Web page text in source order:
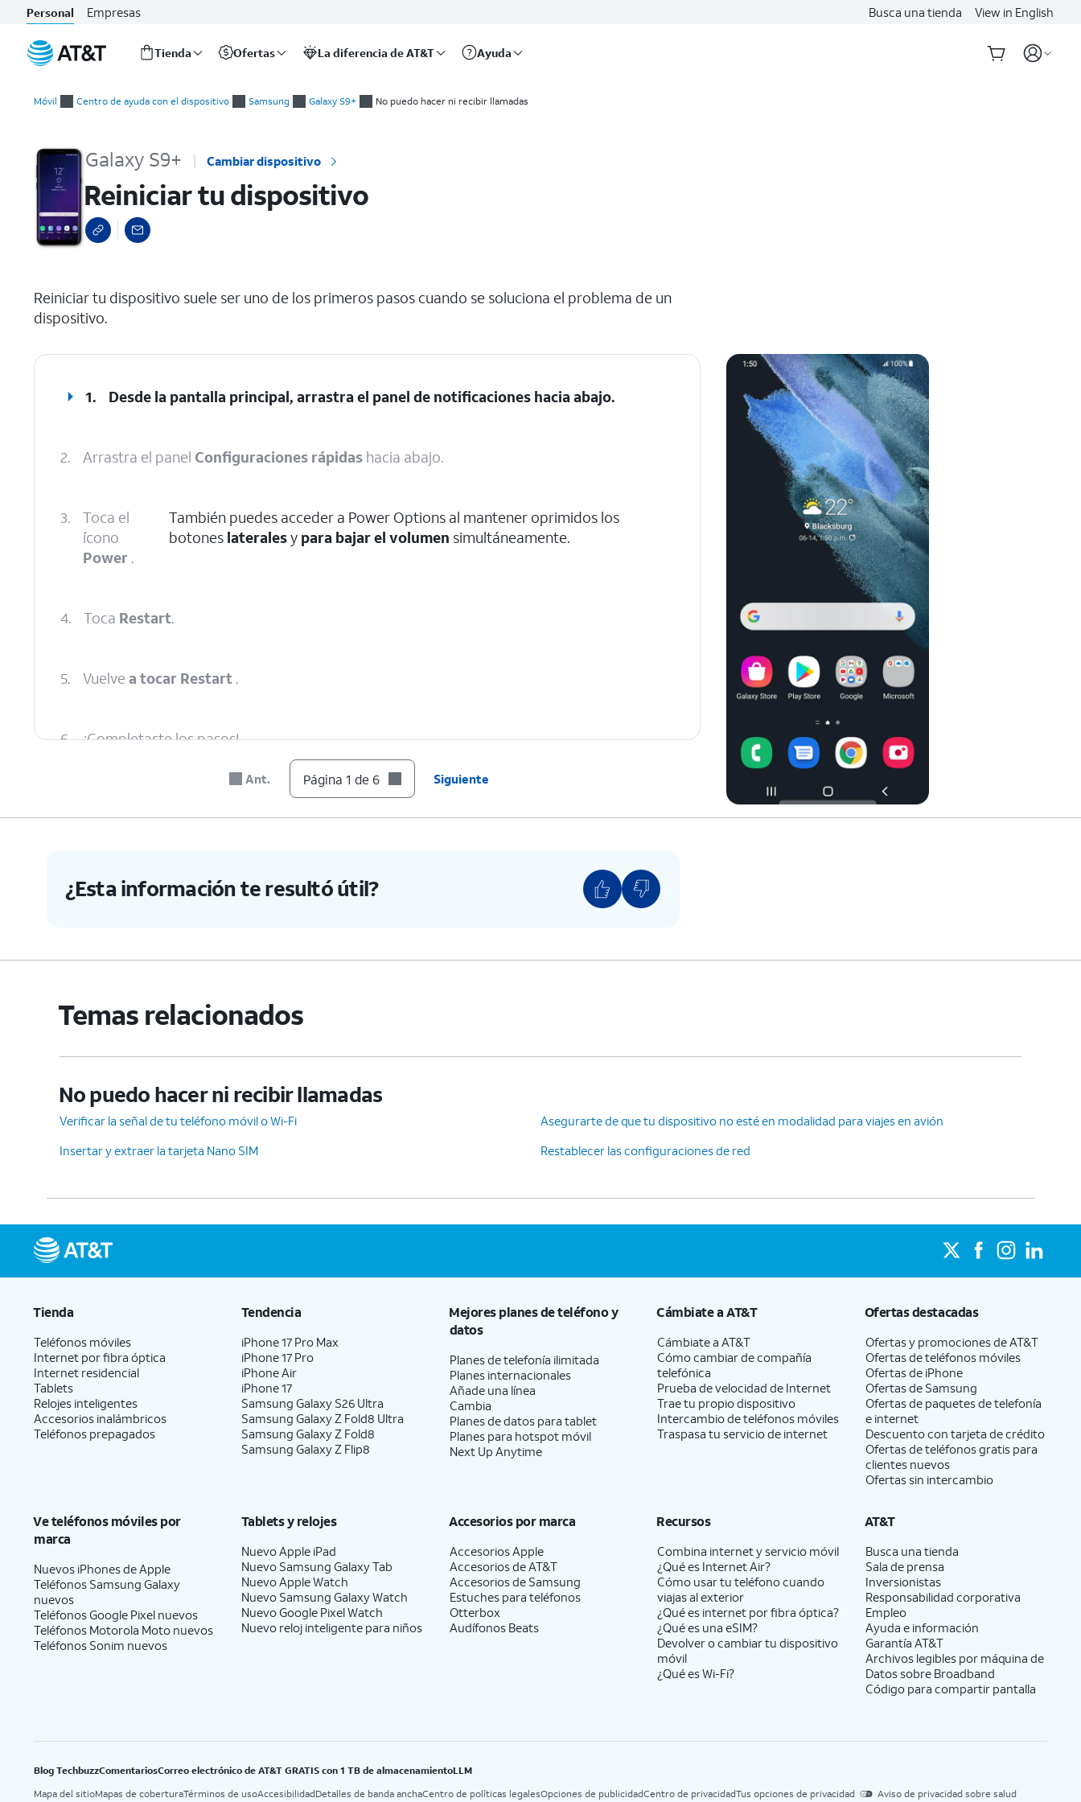
Personal Empresas Busca una tienda View in English
Tienda Ofertas La diferencia de AT&T Ayuda
Móvil Centro de ayuda con el dispositivo Samsung Galaxy S9+ No puedo hacer ni recibir llamadas
Galaxy S9+ Cambiar dispositivo
Reiniciar tu dispositivo
Reiniciar tu dispositivo suele ser uno de los primeros pasos cuando se soluciona el problema de un
dispositivo.
1. Desde la pantalla principal, arrastra el panel de notificaciones hacia abajo.
2. Arrastra el panel Configuraciones rápidas hacia abajo.
3.
Toca el
ícono
Power .
También puedes acceder a Power Options al mantener oprimidos los
botones lateralesy para bajar el volumen simultáneamente.
4. Toca Restart.
5. Vuelve a tocar Restart .
6. ¡Completaste los pasos!
Ant. Página 1 de 6 Siguiente
¿Esta información te resultó útil?
Temas relacionados
No puedo hacer ni recibir llamadas
Verificar la señal de tu teléfono móvil o Wi-Fi
Asegurarte de que tu dispositivo no esté en modalidad para viajes en avión
Insertar y extraer la tarjeta Nano SIM
Restablecer las configuraciones de red
Tienda
Teléfonos móviles
Internet por fibra óptica
Internet residencial
Tablets
Relojes inteligentes
Accesorios inalámbricos
Teléfonos prepagados
Tendencia
iPhone 17 Pro Max
iPhone 17 Pro
iPhone Air
iPhone 17
Samsung Galaxy S26 Ultra
Samsung Galaxy Z Fold8 Ultra
Samsung Galaxy Z Fold8
Samsung Galaxy Z Flip8
Mejores planes de teléfono y
datos
Planes de telefonía ilimitada
Planes internacionales
Añade una línea
Cambia
Planes de datos para tablet
Planes para hotspot móvil
Next Up Anytime
Cámbiate aAT&T
Cámbiate aAT&T
Cómo cambiar de compañía
telefónica
Prueba de velocidad de Internet
Trae tu propio dispositivo
Intercambio de teléfonos móviles
Traspasa tu servicio de internet
Ofertas destacadas
Ofertas y promociones deAT&T
Ofertas de teléfonos móviles
Ofertas de iPhone
Ofertas de Samsung
Ofertas de paquetes de telefonía
e internet
Descuento con tarjeta de crédito
Ofertas de teléfonos gratis para
clientes nuevos
Ofertas sin intercambio
Ve teléfonos móviles por
marca
Nuevos iPhones de Apple
Teléfonos Samsung Galaxy
nuevos
Teléfonos Google Pixel nuevos
Teléfonos Motorola Moto nuevos
Teléfonos Sonim nuevos
Tablets y relojes
Nuevo Apple iPad
Nuevo Samsung Galaxy Tab
Nuevo Apple Watch
Nuevo Samsung Galaxy Watch
Nuevo Google Pixel Watch
Nuevo reloj inteligente para niños
Accesorios por marca
Accesorios Apple
Accesorios deAT&T
Accesorios de Samsung
Estuches para teléfonos
Otterbox
Audífonos Beats
Recursos
Combina internet y servicio móvil
¿Qué es Internet Air?
Cómo usar tu teléfono cuando
viajas al exterior
¿Qué es internet por fibra óptica?
¿Qué es una eSIM?
Devolver o cambiar tu dispositivo
móvil
¿Qué es Wi-Fi?
AT&T
Busca una tienda
Sala de prensa
Inversionistas
Responsabilidad corporativa
Empleo
Ayuda e información
Garantía AT&T
Archivos legibles por máquina de
Datos sobre Broadband
Código para compartir pantalla
Blog TechbuzzComentariosCorreo electrónico de AT&T GRATIS con 1 TB de almacenamientoLLM
Mapa del sitioMapas de coberturaTérminos de usoAccesibilidadDetalles de banda anchaCentro de políticas legalesOpciones de publicidadCentro de privacidadTus opciones de privacidad Aviso de privacidad sobre salud